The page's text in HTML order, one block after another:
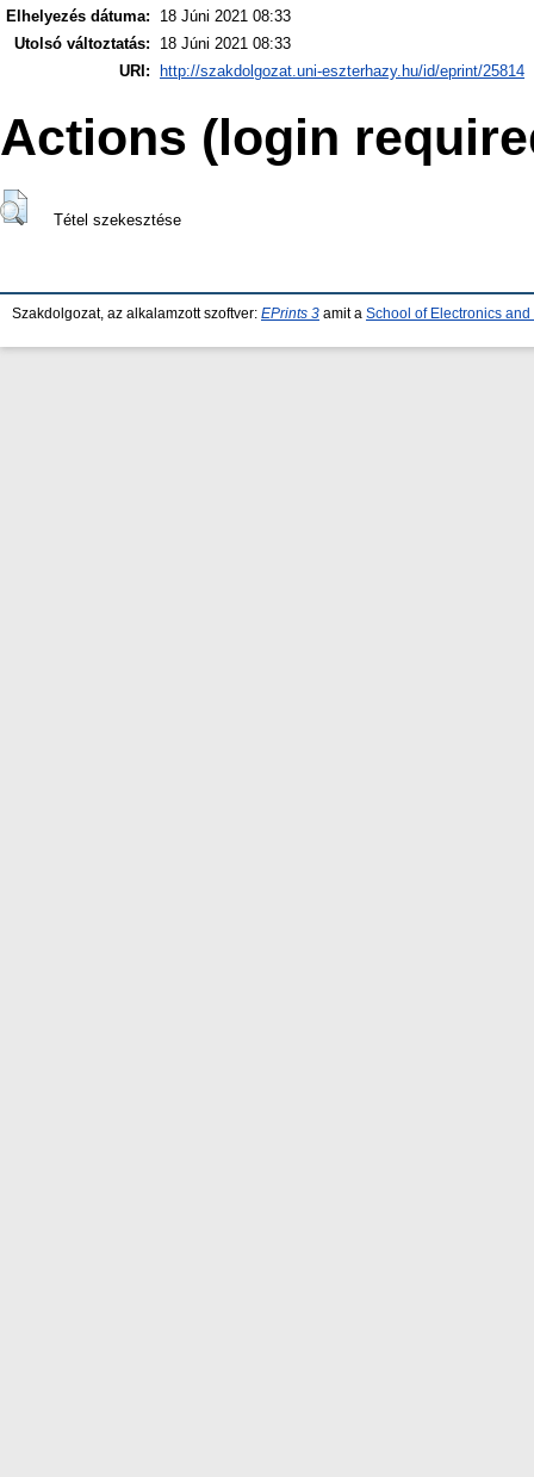
Elhelyezés dátuma:
18 Júni 2021 08:33
Utolsó változtatás:
18 Júni 2021 08:33
URI:
http://szakdolgozat.uni-eszterhazy.hu/id/eprint/25814
Actions (login
Tétel szekesztése
Szakdolgozat, az alkalamzott szoftver: EPrints 3 amit a School of Electronics